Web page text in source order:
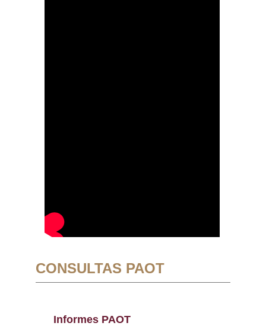
CONSULTAS PAOT
Informes PAOT